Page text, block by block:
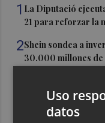
1 La Diputació
21 para reforzar la
2Shein sondea a
30.000 millones de
accionista de ACS
La Femp se
Uso
datos